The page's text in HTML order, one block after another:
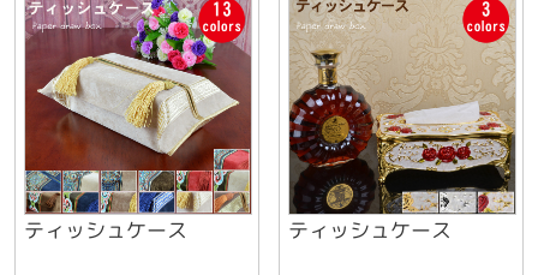
ティッシュケース ティッシュケース